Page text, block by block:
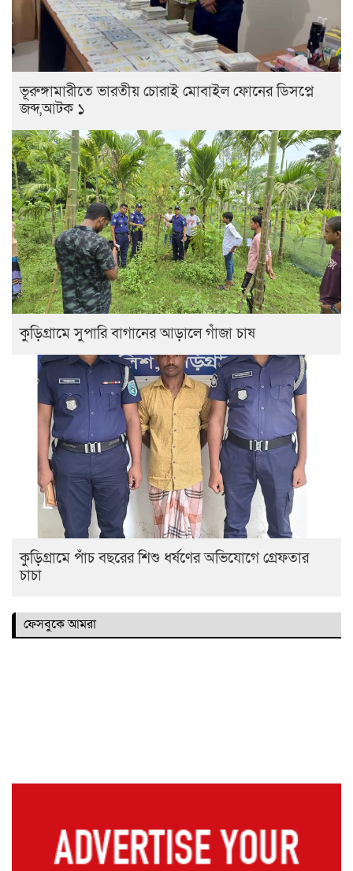
ভূরুঙ্গামারীতে ভারতীয় চোরাই মোবাইল ফোনের ডিসপ্লে
জব্দ,আটক ১
কুড়িগ্রামে সুপারি বাগানের আড়ালে গাঁজা চাষ
কুড়িগ্রামে পাঁচ বছরের শিশু ধর্ষণের অভিযোগে গ্রেফতার
চাচা
ফেসবুকে আমরা